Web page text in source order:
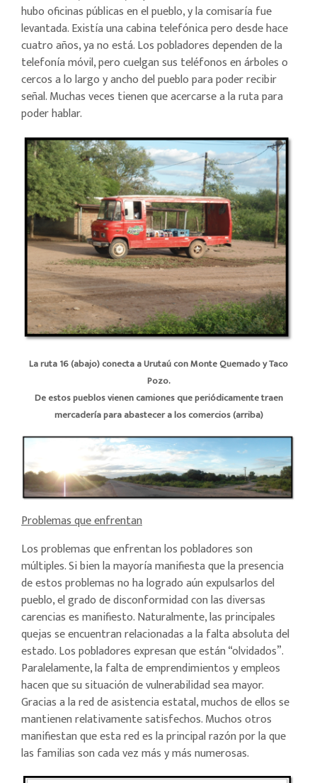
hubo oficinas públicas en el pueblo, y la comisaría fue
levantada. Existía una cabina telefónica pero desde hace
cuatro años, ya no está. Los pobladores dependen de la
telefonía móvil, pero cuelgan sus teléfonos en árboles o
cercos a lo largo y ancho del pueblo para poder recibir
señal. Muchas veces tienen que acercarse a la ruta para
poder hablar.
La ruta 16 (abajo) conecta a Urutaú con Monte Quemado y Taco
Pozo.
De estos pueblos vienen camiones que periódicamente traen
mercadería para abastecer a los comercios (arriba)
Problemas que enfrentan
Los problemas que enfrentan los pobladores son
múltiples. Si bien la mayoría manifiesta que la presencia
de estos problemas no ha logrado aún expulsarlos del
pueblo, el grado de disconformidad con las diversas
carencias es manifiesto. Naturalmente, las principales
quejas se encuentran relacionadas a la falta absoluta del
estado. Los pobladores expresan que están “olvidados”.
Paralelamente, la falta de emprendimientos y empleos
hacen que su situación de vulnerabilidad sea mayor.
Gracias a la red de asistencia estatal, muchos de ellos se
mantienen relativamente satisfechos. Muchos otros
manifiestan que esta red es la principal razón por la que
las familias son cada vez más y más numerosas.